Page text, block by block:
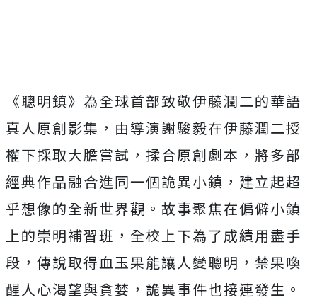
《聰明鎮》為全球首部致敬伊藤潤二的華語
真人原創影集， 由導演謝駿毅在伊藤潤二授
權下採取大膽嘗試，揉合原創劇本， 將多部
經典作品融合進同一個詭異小鎮， 建立起超
乎想像的全新世界觀。 故事聚焦在偏僻小鎮
上的崇明補習班，全校上下為了成績用盡手
段， 傳說取得血玉果能讓人變聰明，禁果喚
醒人心渴望與貪婪， 詭異事件也接連發生。